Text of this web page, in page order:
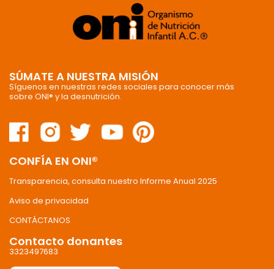
SÚMATE A NUESTRA MISIÓN
Síguenos en nuestras redes sociales para conocer más
sobre ONI® y la desnutrición.
CONFÍA EN ONI®
Transparencia, consulta nuestro Informe Anual 2025
Aviso de privacidad
CONTÁCTANOS
Contacto donantes
3323497683